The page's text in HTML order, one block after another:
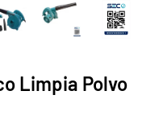
Limpia Polvo